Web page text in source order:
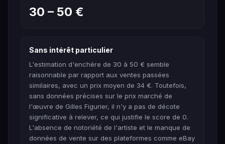
30 – 50 €
Sans intérêt particulier
L'estimation d'enchère de 30 à 50 € semble
raisonnable par rapport aux ventes passées
similaires, avec un prix moyen de 34 €. Toutefois,
sans données précises sur le prix marché de
l'œuvre de Gilles Figurier, il n'y a pas de décote
significative à relever, ce qui justifie le score de 0.
L'absence de notoriété de l'artiste et le manque de
données de vente sur des plateformes comme eBay